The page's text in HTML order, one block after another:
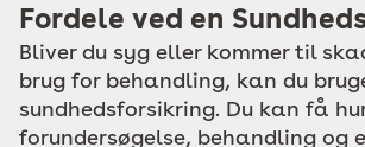
Fordele ved en
Bliver du syg eller kommer til
brug for behandling, kan du
sundhedsforsikring. Du kan få
forundersøgelse, behandling og